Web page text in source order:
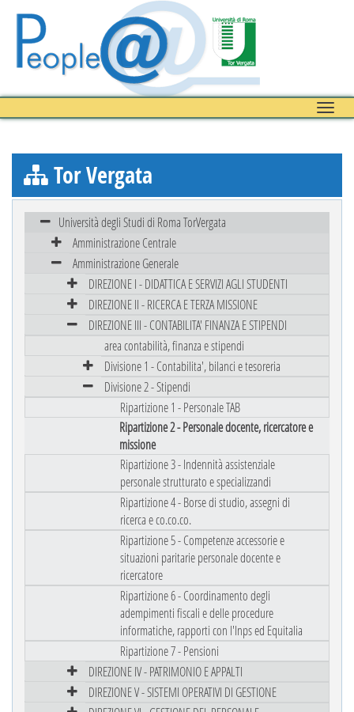
Toggle
Tor Vergata
Università degli Studi di Roma TorVergata
Amministrazione Centrale
Amministrazione Generale
DIREZIONE I - DIDATTICA E SERVIZI AGLI STUDENTI
DIREZIONE II - RICERCA E TERZA MISSIONE
DIREZIONE III - CONTABILITA' FINANZA E STIPENDI
area contabilità, finanza e stipendi
Divisione 1 - Contabilita', bilanci e tesoreria
Divisione 2 - Stipendi
Ripartizione 1 - Personale TAB
Ripartizione 2 - Personale docente, ricercatore e
missione
Ripartizione 3 - Indennità assistenziale
personale strutturato e specializzandi
Ripartizione 4 - Borse di studio, assegni di
ricerca e co.co.co.
Ripartizione 5 - Competenze accessorie e
situazioni paritarie personale docente e
ricercatore
Ripartizione 6 - Coordinamento degli
adempimenti fiscali e delle procedure
informatiche, rapporti con l'Inps ed Equitalia
Ripartizione 7 - Pensioni
DIREZIONE IV - PATRIMONIO E APPALTI
DIREZIONE V - SISTEMI OPERATIVI DI GESTIONE